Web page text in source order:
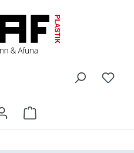
Warenkorb enthält